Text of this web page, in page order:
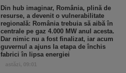
Din hub imaginar, România, plină de
resurse, a devenit o vulnerabilitate
regională: România trebuia să aibă în
centrale pe gaz 4.000 MW anul acesta.
Dar nimic nu a fost finalizat, iar acum
guvernul a ajuns la etapa de închis
fabrici în lipsa energiei
astăzi, 09:01